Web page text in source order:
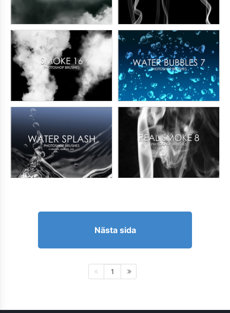
Nästa sida
1